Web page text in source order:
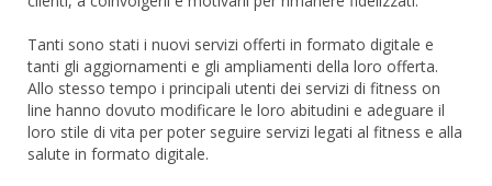
Tanti sono stati i nuovi servizi offerti in formato digitale e
tanti gli aggiornamenti e gli ampliamenti della loro offerta.
Allo stesso tempo i principali utenti dei servizi di fitness on
line hanno dovuto modificare le loro abitudini e adeguare il
loro stile di vita per poter seguire servizi legati al fitness e alla
salute in formato digitale.